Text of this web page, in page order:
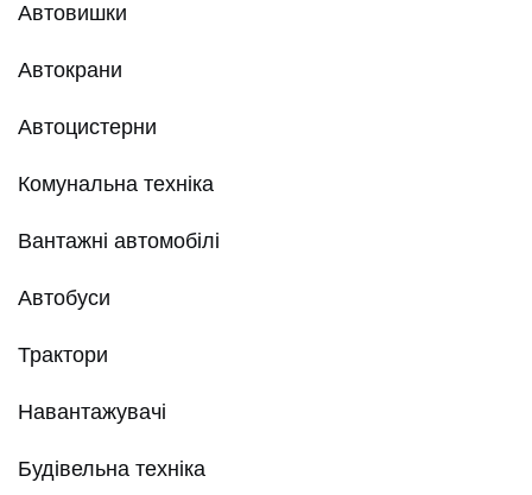
Автовишки
Автокрани
Автоцистерни
Комунальна техніка
Вантажні автомобілі
Автобуси
Трактори
Навантажувачі
Будівельна техніка